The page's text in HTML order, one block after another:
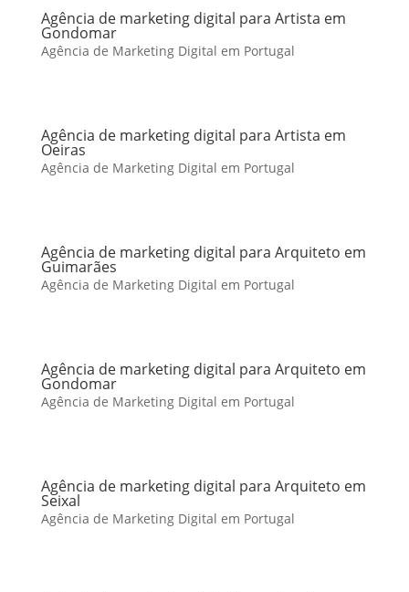
Agência de marketing digital para Artista em
Gondomar
Agência de Marketing Digital em Portugal
Agência de marketing digital para Artista em
Oeiras
Agência de Marketing Digital em Portugal
Agência de marketing digital para Arquiteto em
Guimarães
Agência de Marketing Digital em Portugal
Agência de marketing digital para Arquiteto em
Gondomar
Agência de Marketing Digital em Portugal
Agência de marketing digital para Arquiteto em
Seixal
Agência de Marketing Digital em Portugal